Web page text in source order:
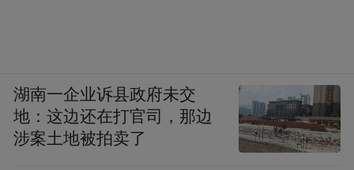
湖南一企业诉县政府未交
地：这边还在打官司，那边
涉案土地被拍卖了